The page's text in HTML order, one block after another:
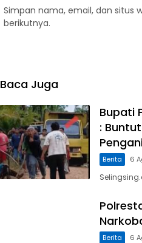
Simpan nama, email, dan situs
berikutnya.
Baca Juga
Bupati
:
Berita 6
Berita 6